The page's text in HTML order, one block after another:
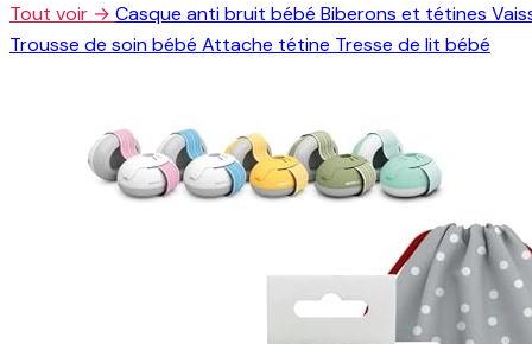
Tout voir → Casque anti bruit bébé Biberons et tétines
Trousse de soin bébé Attache tétine Tresse de lit bébé